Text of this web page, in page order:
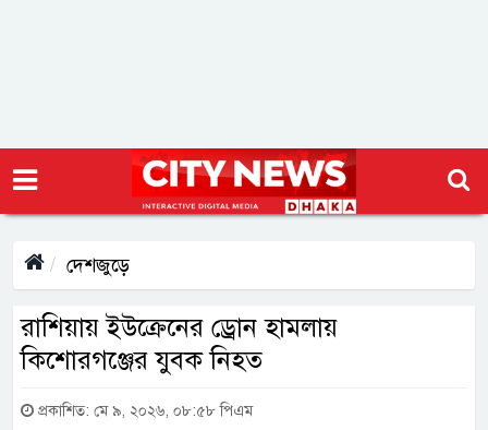
দেশজুড়ে
রাশিয়ায় ইউক্রেনের ড্রোন হামলায়
কিশোরগঞ্জের যুবক নিহত
প্রকাশিত: মে ৯, ২০২৬, ০৮:৫৮ পিএম